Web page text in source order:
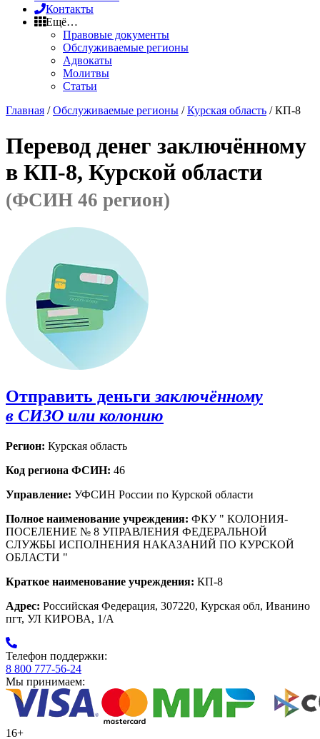
Контакты
Ещё…
Правовые документы
Обслуживаемые регионы
Адвокаты
Молитвы
Статьи
Главная /Обслуживаемые регионы /Курская область / КП-8
Перевод денег заключённому
в КП-8, Курской области
(ФСИН 46 регион)
Отправить деньги заключённому
в СИЗО или колонию
Регион: Курская область
Код региона ФСИН: 46
Управление: УФСИН России по Курской области
Полное наименование учреждения: ФКУ " КОЛОНИЯ-
ПОСЕЛЕНИЕ № 8 УПРАВЛЕНИЯ ФЕДЕРАЛЬНОЙ
СЛУЖБЫ ИСПОЛНЕНИЯ НАКАЗАНИЙ ПО КУРСКОЙ
ОБЛАСТИ "
Краткое наименование учреждения: КП-8
Адрес: Российская Федерация, 307220, Курская обл, Иванино
пгт, УЛ КИРОВА, 1/А
Телефон поддержки:
8 800 777-56-24
Мы принимаем:
16+